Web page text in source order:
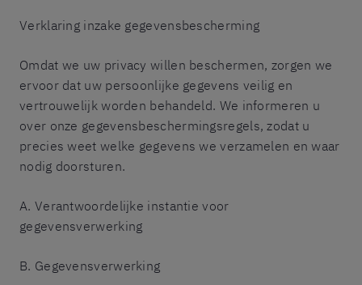
Verklaring inzake gegevensbescherming
Omdat we uw privacy willen beschermen, zorgen we
ervoor dat uw persoonlijke gegevens veilig en
vertrouwelijk worden behandeld. We informeren u
over onze gegevensbeschermingsregels, zodat u
precies weet welke gegevens we verzamelen en waar
nodig doorsturen.
A. Verantwoordelijke instantie voor
gegevensverwerking
B. Gegevensverwerking